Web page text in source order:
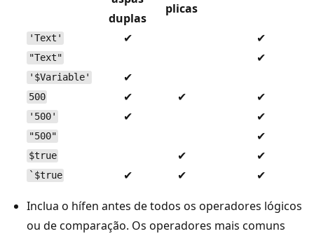
duplas
plicas
'Text' ✔ ✔
"Text" ✔
'$Variable' ✔
500 ✔ ✔ ✔
'500' ✔ ✔
"500" ✔
$true ✔ ✔
`$true ✔ ✔
✔
Inclua o hífen antes de todos os operadores lógicos
ou de comparação. Os operadores mais comuns